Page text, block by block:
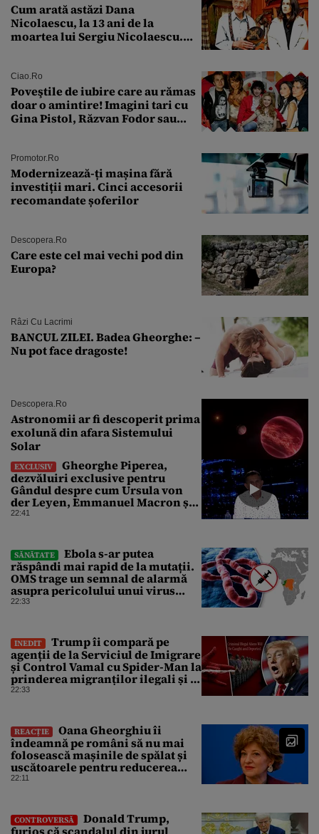
Cum arată astăzi Dana
Nicolaescu, la 13 ani de la
moartea lui Sergiu Nicolaescu.
Ciao.ro
Poveştile de iubire care au rămas
doar o amintire! Imagini tari cu
Gina Pistol, Răzvan Fodor sau
Promotor.ro
Modernizează-ți mașina fără
investiții mari. Cinci accesorii
recomandate șoferilor
Descopera.ro
Care este cel mai vechi pod din
Europa?
Râzi Cu Lacrimi
BANCUL ZILEI. Badea Gheorghe: –
Nu pot face dragoste!
Descopera.ro
Astronomii ar fi descoperit prima
exolună din afara Sistemului
Solar
EXCLUSIV
Gheorghe Piperea,
dezvăluiri exclusive pentru
Gândul despre cum Ursula von
der Leyen, Emmanuel Macron și
Zelenski plănuiesc pe Signal să îl
22:41
SĂNĂTATE
Ebola s-ar putea
răspândi mai rapid de la mutații.
OMS trage un semnal de alarmă
asupra pericolului unui virus
pentru care nu există vaccin
22:33
INEDIT
Trump îi compară pe
agenții de la Serviciul de Imigrare
și Control Vamal cu Spider-Man la
prinderea migranților ilegali și a
infractorilor
22:33
REACȚIE
Oana Gheorghiu îi
îndeamnă pe români să nu mai
folosească mașinile de spălat și
uscătoarele pentru reducerea
consumului de energie
22:11
CONTROVERSĂ
Donald Trump,